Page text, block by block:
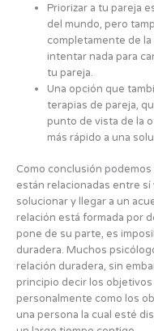
Priorizar a tu pareja
del mundo, pero
completamente de
intentar nada para
tu pareja.
Una opción que
terapias de pareja,
punto de vista de la
más rápido a una
Como conclusión
están relacionadas entre
solucionar y llegar a un
relación está formada por
pone de su parte, es
duradera. Muchos
relación duradera, sin
principio decir los
personalmente como los
una persona la cual esté